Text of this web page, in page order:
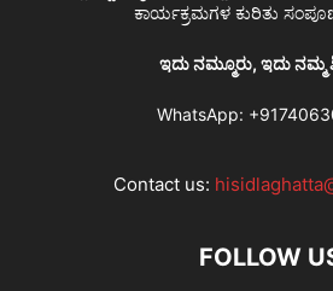
ಕಾರ್ಯಕ್ರಮಗಳ ಕುರಿತು
ಇದು ನಮ್ಮೂರು, ಇದು ನಮ್ಮ
WhatsApp:
Contact us:
FOLLOW